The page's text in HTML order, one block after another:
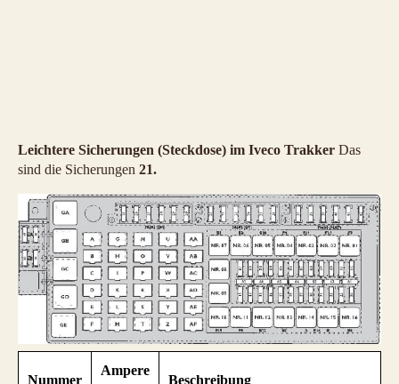
Leichtere Sicherungen (Steckdose) im Iveco Trakker Das
sind die Sicherungen 21.
Nummer
Ampere
Beschreibung